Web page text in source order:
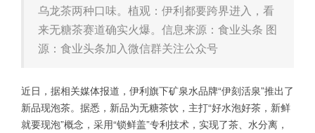
乌龙茶两种口味。植观：伊利都要跨界进入，看
来无糖茶赛道确实火爆。信息来源：食业头条 图
源：食业头条加入微信群关注公众号
近日，据相关媒体报道，伊利旗下矿泉水品牌“伊刻活泉”推出了
新品现泡茶。据悉，新品为无糖茶饮，主打“好水泡好茶，新鲜
就要现泡”概念，采用“锁鲜盖”专利技术，实现了茶、水分离，